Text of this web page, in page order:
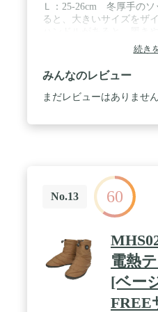
Ｌ：25-26cm 冬厚手のソ
ると、大きいサイズをザ
スプライシングのデザイ
滑・柔らかい】靴底には
で、滑りにくくなって。
タバタと足音が響きにく
く履きやすいです。 / 【
あると、履きやすいです
夫で長持ちです。収納袋
です。 / 【安心保証】ご
冷えがちなオフィスや事
も大変お薦めです。会社
ト、航空機、病院、ホテ
続き
みんなのレビュー
まだレビューはありません
No.13 60
電熱
[ベー
FREE